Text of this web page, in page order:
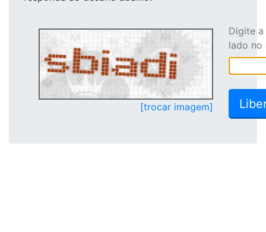
[trocar imagem]
Digite
lado no